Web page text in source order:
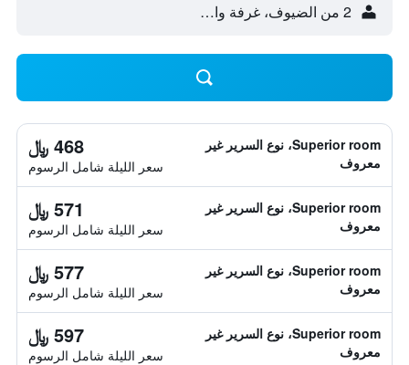
2 من الضيوف، غرفة واحدة
Superior room، نوع السرير غير
معروف
468 ﷼
سعر الليلة شامل الرسوم
Superior room، نوع السرير غير
معروف
571 ﷼
سعر الليلة شامل الرسوم
Superior room، نوع السرير غير
معروف
577 ﷼
سعر الليلة شامل الرسوم
Superior room، نوع السرير غير
معروف
597 ﷼
سعر الليلة شامل الرسوم